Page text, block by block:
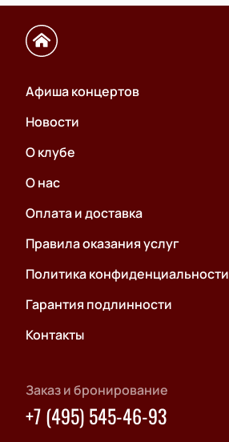
Афиша концертов
Новости
О клубе
О нас
Оплата и доставка
Правила оказания услуг
Политика конфиденциальности
Гарантия подлинности
Контакты
Заказ и бронирование
+7 (495) 545-46-93